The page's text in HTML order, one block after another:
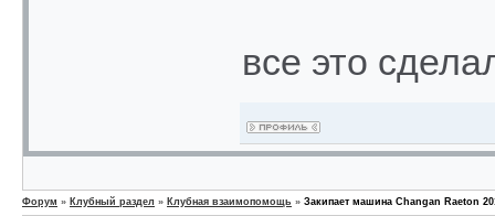
все это
Форум » Клубный раздел » Клубная взаимопомощь » Закипает машина Changan Raeton